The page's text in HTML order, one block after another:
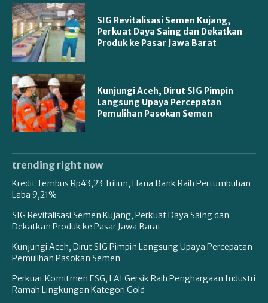
SIG Revitalisasi Semen Kujang,
Perkuat Daya Saing dan Dekatkan
Produk ke Pasar Jawa Barat
Kunjungi Aceh, Dirut SIG Pimpin
Langsung Upaya Percepatan
Pemulihan Pasokan Semen
trending right now
Kredit Tembus Rp43,23 Triliun, Hana Bank Raih Pertumbuhan
Laba 9,21%
SIG Revitalisasi Semen Kujang, Perkuat Daya Saing dan
Dekatkan Produk ke Pasar Jawa Barat
Kunjungi Aceh, Dirut SIG Pimpin Langsung Upaya Percepatan
Pemulihan Pasokan Semen
Perkuat Komitmen ESG, LAI Gersik Raih Penghargaan Industri
Ramah Lingkungan Kategori Gold